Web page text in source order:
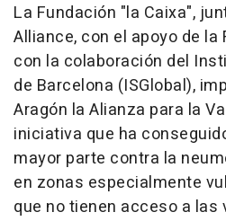
La Fundación "la Caixa",
Alliance, con el apoyo de la
con la colaboración del
de Barcelona (ISGlobal),
Aragón la Alianza para la
iniciativa que ha
mayor parte contra la
en zonas especialmente
que no tienen acceso a las